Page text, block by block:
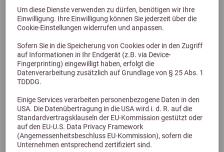
Um diese Dienste verwenden zu dürfen, benötigen wir Ihre
Einwilligung. Ihre Einwilligung können Sie jederzeit über die
Cookie-Einstellungen widerrufen und anpassen.
Sofern Sie in die Speicherung von Cookies oder in den Zugriff
auf Informationen in Ihr Endgerät (z.B. via Device-
Fingerprinting) eingewilligt haben, erfolgt die
Datenverarbeitung zusätzlich auf Grundlage von § 25 Abs. 1
TDDDG.
Einige Services verarbeiten personenbezogene Daten in den
USA. Die Datenübertragung in die USA wird i. d. R. auf die
Standardvertragsklauseln der EU-Kommission gestützt oder
auf den EU-U.S. Data Privacy Framework
(Angemessenheitsbeschluss EU-Kommission), sofern die
Unternehmen entsprechend zertifiziert sind.
Alternative Produkte